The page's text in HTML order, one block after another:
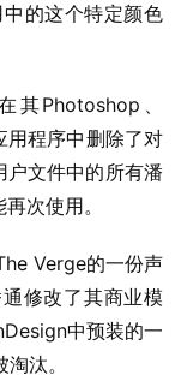
的这个特定颜色
其Photoshop、
程序中删除了对
文件中的所有潘
次使用。
Verge的一份声
修改了其商业模
中预装的一
汰。